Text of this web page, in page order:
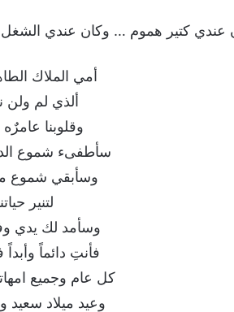
عندي كتير هموم … وكان عندي
أمي الملاك
ألذي لم ولن
وقلوبنا عامرٌه
سأطفىء شموع
وسأبقي شموع
لتنير
وسأمد لك يدي
فأنتِ دائماً وأبداً
كل عام وجميع
وعيد ميلاد سعيد